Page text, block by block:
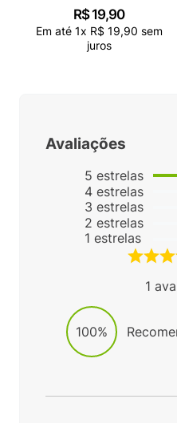
R$ 19,90
Em até 1x R$ 19,90 sem
juros
Avaliações
5 estrelas
4 estrelas
3 estrelas
2 estrelas
1 estrelas
1
100%